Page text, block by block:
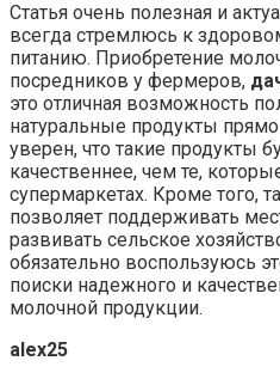
Статья очень полезная и
всегда стремлюсь к
питанию. Приобретение
посредников у фермеров,
это отличная возможность
натуральные продукты
уверен, что такие продукты
качественнее, чем те,
супермаркетах. Кроме того,
позволяет поддерживать
развивать сельское
обязательно воспользуюсь
поиски надежного и
молочной продукции.
alex25